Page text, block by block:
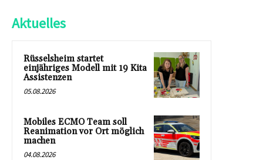
Aktuelles
Rüsselsheim startet
einjähriges Modell mit 19 Kita
Assistenzen
05.08.2026
Mobiles ECMO Team soll
Reanimation vor Ort möglich
machen
04.08.2026